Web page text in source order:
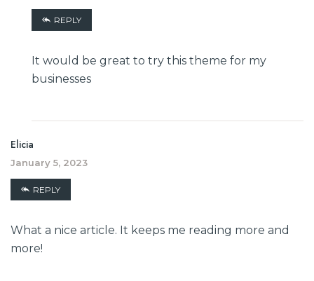
REPLY
It would be great to try this theme for my
businesses
Elicia
January 5, 2023
REPLY
What a nice article. It keeps me reading more and
more!